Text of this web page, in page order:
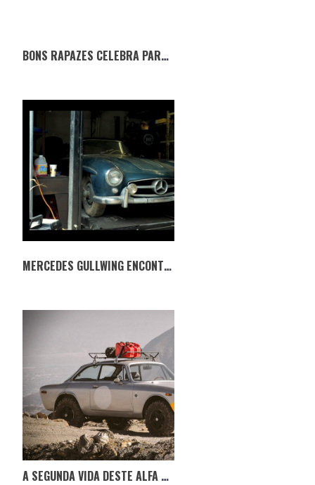
BONS RAPAZES CELEBRA PARCERIA COM A EXPOMOTO
MERCEDES GULLWING ENCONTRADO 42 ANOS DEPOIS
A SEGUNDA VIDA DESTE ALFA ROMEO GTV